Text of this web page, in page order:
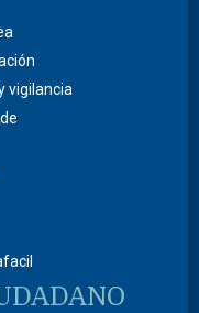
vigilancia